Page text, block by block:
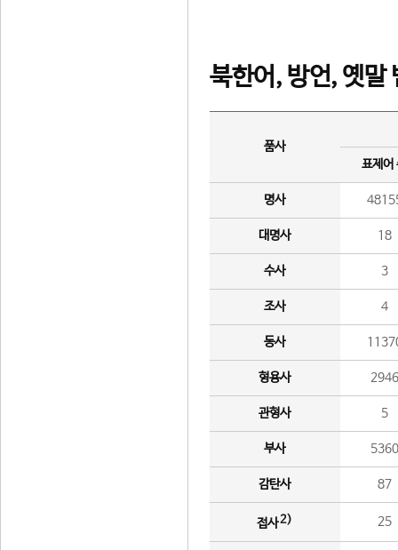
북한어, 방언, 옛말
품사
표제어
명사
대명사 18
수사 3
조사 4
동사
형용사 2946
관형사 5
부사 5360
감탄사 87
접사2) 25